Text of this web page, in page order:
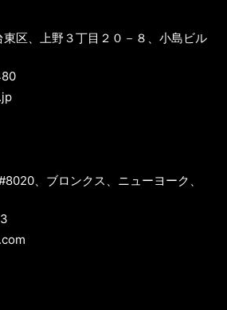
区、上野３丁目２０－８、小島ビル
、ブロンクス、ニューヨーク、